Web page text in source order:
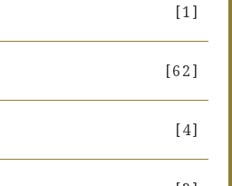
[1]
[62]
[4]